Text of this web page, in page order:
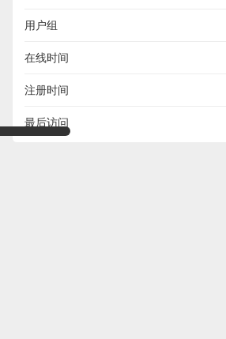
用户组
在线时间
注册时间
最后访问